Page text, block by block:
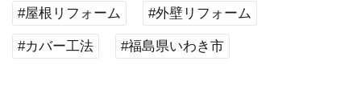
#屋根リフォーム #外壁リフォーム
#カバー工法 #福島県いわき市